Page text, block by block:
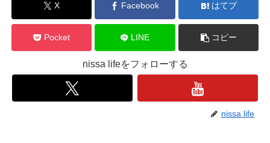
X Facebook はてブ
Pocket LINE コピー
nissa lifeをフォローする
nissa life